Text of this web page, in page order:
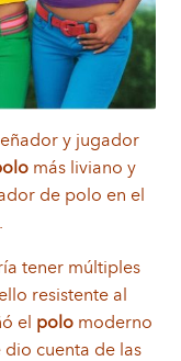
y jugador
más liviano y
de polo en el
tener múltiples
resistente al
el polomoderno
cuenta de las